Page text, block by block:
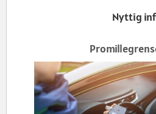
Nyttig